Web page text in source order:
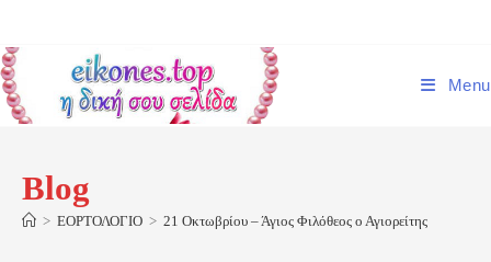
content
Menu
Blog
> ΕΟΡΤΟΛΟΓΙΟ > 21 Οκτωβρίου – Άγιος Φιλόθεος ο Αγιορείτης